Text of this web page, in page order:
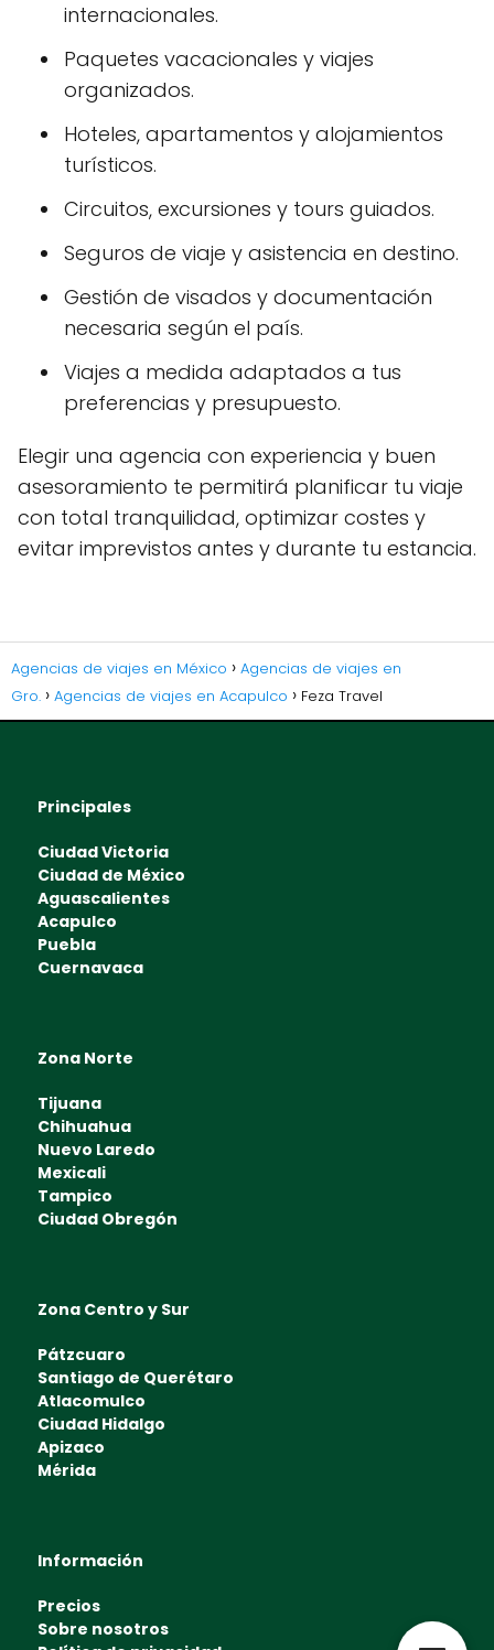
internacionales.
Paquetes vacacionales y viajes
organizados.
Hoteles, apartamentos y alojamientos
turísticos.
Circuitos, excursiones y tours guiados.
Seguros de viaje y asistencia en destino.
Gestión de visados y documentación
necesaria según el país.
Viajes a medida adaptados a tus
preferencias y presupuesto.
Elegir una agencia con experiencia y buen
asesoramiento te permitirá planificar tu viaje
con total tranquilidad, optimizar costes y
evitar imprevistos antes y durante tu estancia.
Agencias de viajes en México
Agencias de viajes en
Gro.
Agencias de viajes en Acapulco Feza Travel
Principales
Ciudad Victoria
Ciudad de México
Aguascalientes
Acapulco
Puebla
Cuernavaca
Zona Norte
Tijuana
Chihuahua
Nuevo Laredo
Mexicali
Tampico
Ciudad Obregón
Zona Centro y Sur
Pátzcuaro
Santiago de Querétaro
Atlacomulco
Ciudad Hidalgo
Apizaco
Mérida
Información
Precios
Sobre nosotros